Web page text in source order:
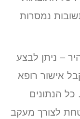
נמסרות
– ניתן לבצע
אישור רופא
הנתונים
לצורך מעקב